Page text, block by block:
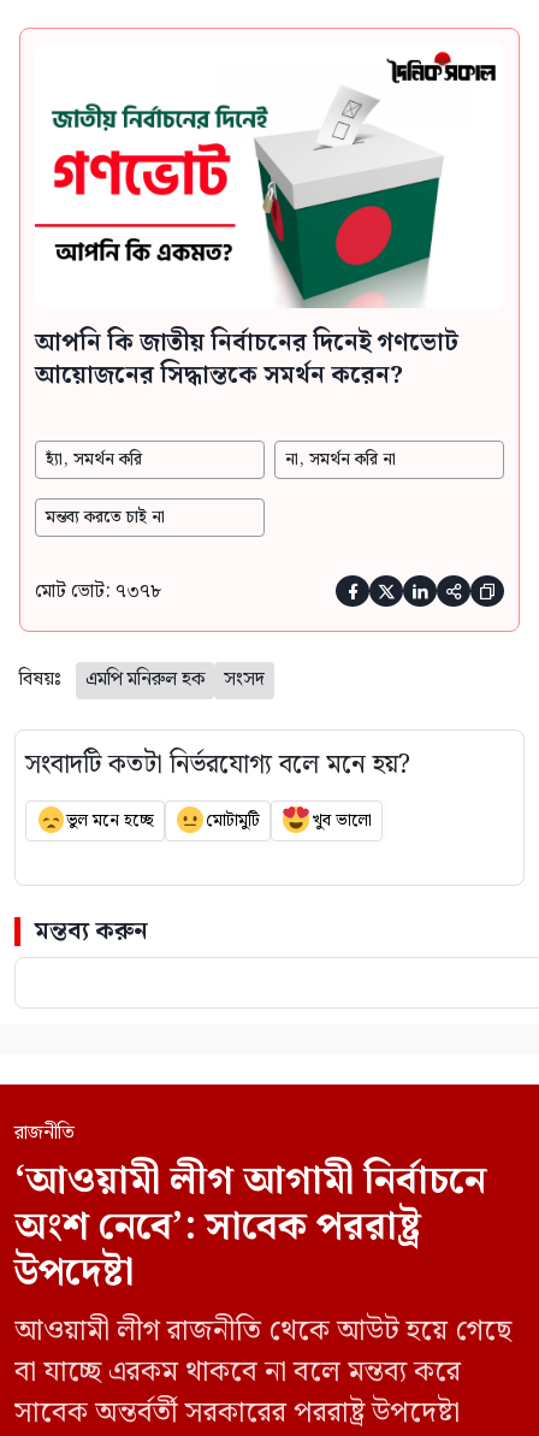
আপনি কি জাতীয় নির্বাচনের দিনেই গণভোট
আয়োজনের সিদ্ধান্তকে সমর্থন করেন?
হ্যাঁ, সমর্থন করি না, সমর্থন করি না
মন্তব্য করতে চাই না
মোট ভোট: ৭৩৭৮     
বিষয়ঃ এমপি মনিরুল হক সংসদ
সংবাদটি কতটা নির্ভরযোগ্য বলে মনে হয়?
ভুল মনে হচ্ছে মোটামুটি খুব ভালো
মন্তব্য করুন
রাজনীতি
‘আওয়ামী লীগ আগামী নির্বাচনে
অংশ নেবে’: সাবেক পররাষ্ট্র
উপদেষ্টা
আওয়ামী লীগ রাজনীতি থেকে আউট হয়ে গেছে
বা যাচ্ছে এরকম থাকবে না বলে মন্তব্য করে
সাবেক অন্তর্বর্তী সরকারের পররাষ্ট্র উপদেষ্টা